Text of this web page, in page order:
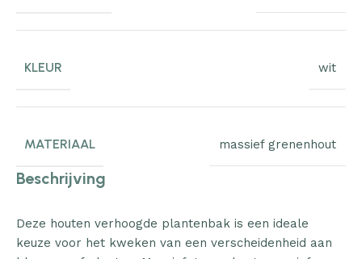
KLEUR wit
MATERIAAL massief grenenhout
Beschrijving
Deze houten verhoogde plantenbak is een ideale
keuze voor het kweken van een verscheidenheid aan